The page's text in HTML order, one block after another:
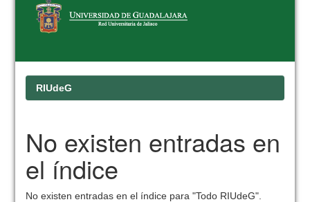
RIUdeG
No existen entradas en
el índice
No existen entradas en el índice para "Todo RIUdeG".